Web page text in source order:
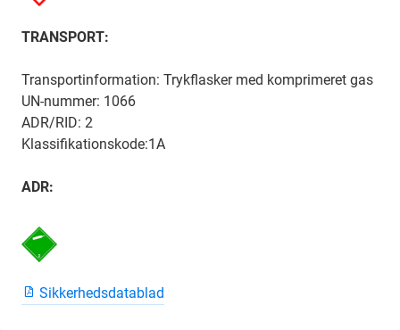
TRANSPORT:
Transportinformation: Trykflasker med komprimeret gas
UN-nummer: 1066
ADR/RID: 2
Klassifikationskode:1A
ADR:
Sikkerhedsdatablad